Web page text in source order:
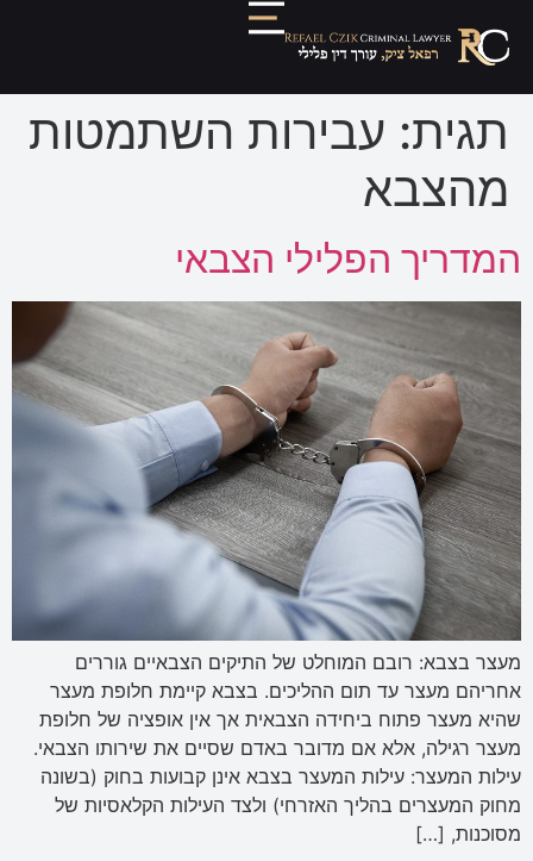
תגית: עבירות השתמטות
מהצבא
המדריך הפלילי הצבאי
מעצר בצבא: רובם המוחלט של התיקים הצבאיים גוררים
אחריהם מעצר עד תום ההליכים. בצבא קיימת חלופת מעצר
שהיא מעצר פתוח ביחידה הצבאית אך אין אופציה של חלופת
מעצר רגילה, אלא אם מדובר באדם שסיים את שירותו הצבאי.
עילות המעצר: עילות המעצר בצבא אינן קבועות בחוק (בשונה
מחוק המעצרים בהליך האזרחי) ולצד העילות הקלאסיות של
מסוכנות, […]